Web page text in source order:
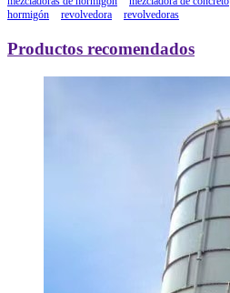
hormigón
revolvedora revolvedoras
Productos recomendados